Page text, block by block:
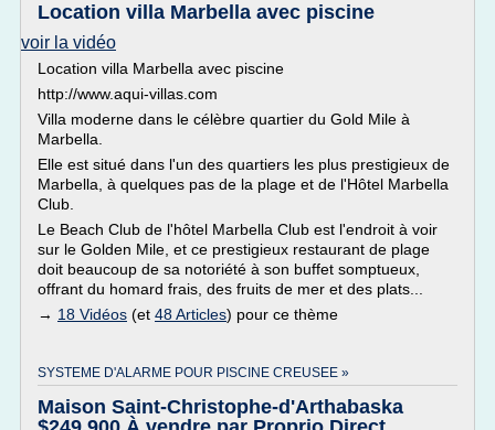
Location villa Marbella avec piscine
voir la vidéo
Location villa Marbella avec piscine
http://www.aqui-villas.com
Villa moderne dans le célèbre quartier du Gold Mile à
Marbella.
Elle est situé dans l'un des quartiers les plus prestigieux de
Marbella, à quelques pas de la plage et de l'Hôtel Marbella
Club.
Le Beach Club de l'hôtel Marbella Club est l'endroit à voir
sur le Golden Mile, et ce prestigieux restaurant de plage
doit beaucoup de sa notoriété à son buffet somptueux,
offrant du homard frais, des fruits de mer et des plats...
→ 18 Vidéos (et 48 Articles) pour ce thème
SYSTEME D'ALARME POUR PISCINE CREUSEE »
Maison Saint-Christophe-d'Arthabaska